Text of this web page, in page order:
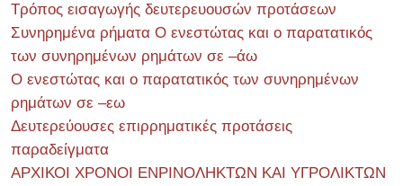
Τρόπος εισαγωγής δευτερευουσών προτάσεων
Συνηρημένα ρήματα Ο ενεστώτας και ο παρατατικός
των συνηρημένων ρημάτων σε –άω
Ο ενεστώτας και ο παρατατικός των συνηρημένων
ρημάτων σε –εω
Δευτερεύουσες επιρρηματικές προτάσεις
παραδείγματα
ΑΡΧΙΚΟΙ ΧΡΟΝΟΙ ΕΝΡΙΝΟΛΗΚΤΩΝ ΚΑΙ ΥΓΡΟΛΙΚΤΩΝ